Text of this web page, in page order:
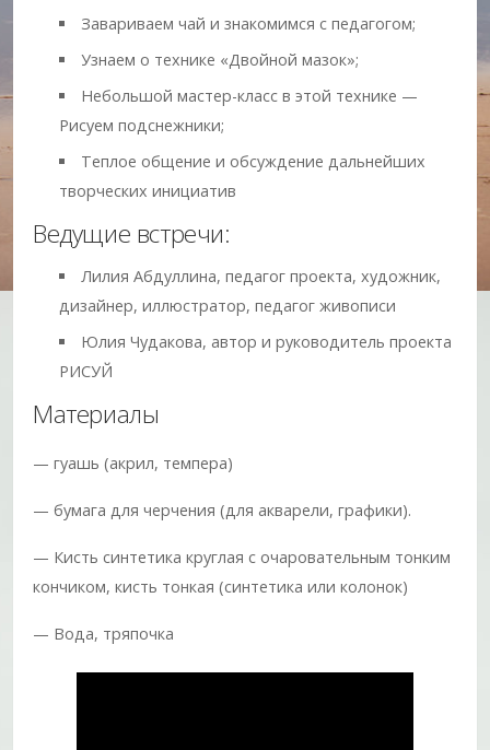
Завариваем чай и знакомимся с педагогом;
Узнаем о технике «Двойной мазок»;
Небольшой мастер-класс в этой технике —
Рисуем подснежники;
Теплое общение и обсуждение дальнейших
творческих инициатив
Ведущие встречи:
Лилия Абдуллина, педагог проекта, художник,
дизайнер, иллюстратор, педагог живописи
Юлия Чудакова, автор и руководитель проекта
РИСУЙ
Материалы
— гуашь (акрил, темпера)
— бумага для черчения (для акварели, графики).
— Кисть синтетика круглая с очаровательным тонким
кончиком, кисть тонкая (синтетика или колонок)
— Вода, тряпочка